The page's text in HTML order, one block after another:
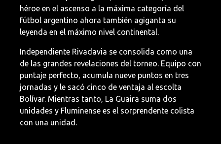
héroe en el ascenso a la máxima categoría del
fútbol argentino ahora también agiganta su
leyenda en el máximo nivel continental.
Independiente Rivadavia se consolida como una
de las grandes revelaciones del torneo. Equipo con
puntaje perfecto, acumula nueve puntos en tres
jornadas y le sacó cinco de ventaja al escolta
Bolívar. Mientras tanto, La Guaira suma dos
unidades y Fluminense es el sorprendente colista
con una unidad.